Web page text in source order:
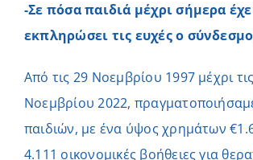
-Σε πόσα παιδιά μέχρι σήμερα
εκπληρώσει τις ευχές ο
Από τις 29 Νοεμβρίου 1997 μέχρι
Νοεμβρίου 2022,
παιδιών, με ένα ύψος χρημάτων
4.111 οικονομικές βοήθειες για